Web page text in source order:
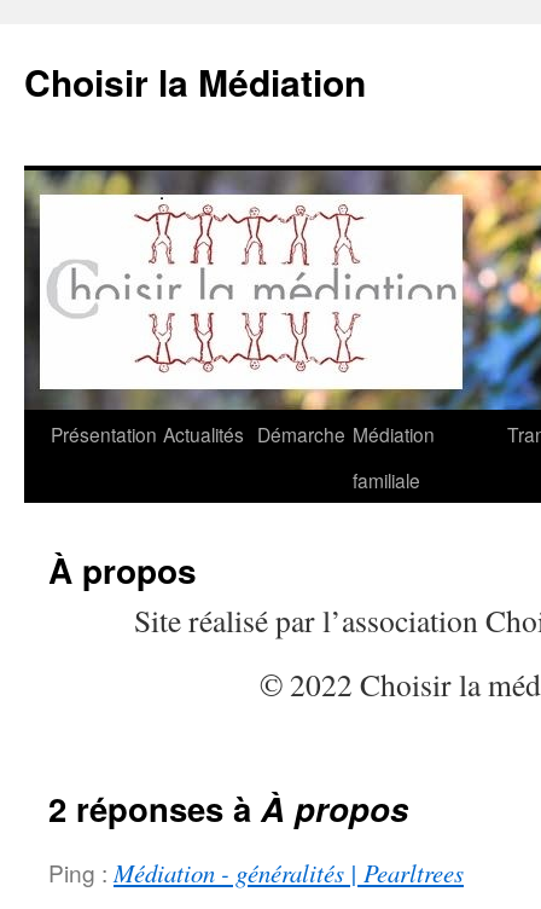
Choisir la Médiation
Aller
Présentation Actualités Démarche Médiation
familiale
À propos
Site réalisé par l’association
© 2022 Choisir la
2 réponses àÀ propos
Ping : Médiation - généralités | Pearltrees